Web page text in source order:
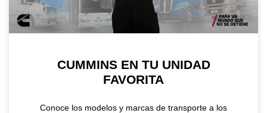
CUMMINS EN TU UNIDAD
FAVORITA
Conoce los modelos y marcas de transporte a los